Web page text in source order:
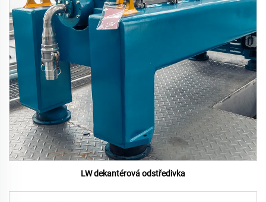
LW dekantérová odstředivka